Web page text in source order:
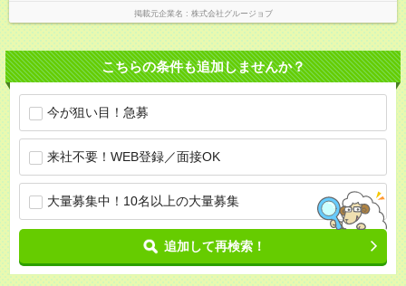
掲載元企業名 株式会社グルージョブ
こちらの条件も追加しませんか？
今が狙い目！急募
来社不要！WEB登録／面接OK
大量募集中！10名以上の大量募集
追加して再検索！